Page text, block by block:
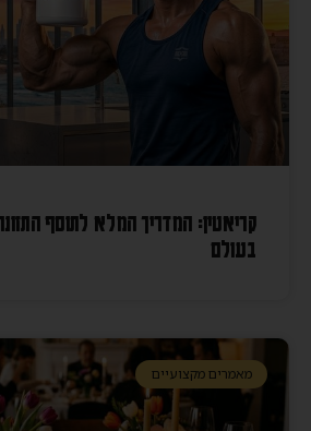
קריאטין: המדריך המלא לתוסף
בעולם
מאמרים מקצועיים